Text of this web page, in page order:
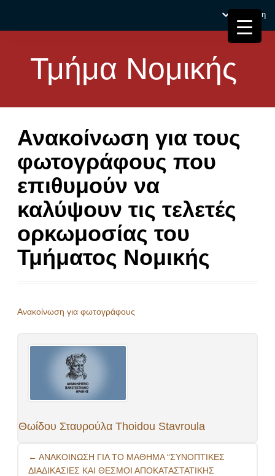
Σύνδεση
Τμήμα Νομικής
Ανακοίνωση για τους
φωτογράφους που
επιθυμούν να
καλύψουν τις τελετές
ορκωμοσίας του
Τμήματος Νομικής
Aνακοίνωση για φωτογράφους
Θωίδου Σταυρούλα Thoidou Stavroula
Post
navigation
← ΑΝΑΚΟΙΝΩΣΗ ΓΙΑ ΤΟ ΜΑΘΗΜΑ “ΣΥΝΟΠΤΙΚΕΣ
ΔΙΑΔΙΚΑΣΙΕΣ ΚΑΙ ΘΕΣΜΟΙ ΑΠΟΚΑΤΑΣΤΑΤΙΚΗΣ